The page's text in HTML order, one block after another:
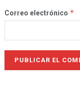
Correo electrónico *